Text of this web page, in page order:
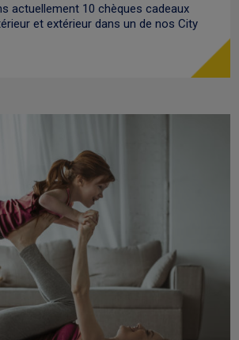
actuellement 10 chèques cadeaux
et extérieur dans un de nos City